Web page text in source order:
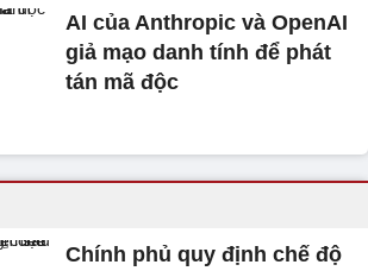
AI của Anthropic và OpenAI
giả mạo danh tính để phát
tán mã độc
Chính phủ quy định chế độ